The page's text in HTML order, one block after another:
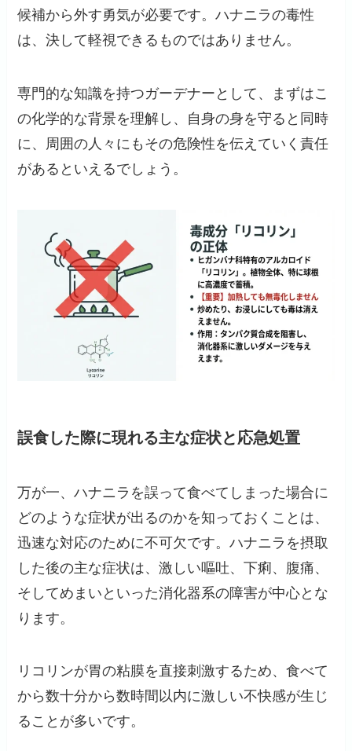
候補から外す勇気が必要です。ハナニラの毒性
は、決して軽視できるものではありません。
専門的な知識を持つガーデナーとして、まずはこ
の化学的な背景を理解し、自身の身を守ると同時
に、周囲の人々にもその危険性を伝えていく責任
があるといえるでしょう。
誤食した際に現れる主な症状と応急処置
万が一、ハナニラを誤って食べてしまった場合に
どのような症状が出るのかを知っておくことは、
迅速な対応のために不可欠です。ハナニラを摂取
した後の主な症状は、激しい嘔吐、下痢、腹痛、
そしてめまいといった消化器系の障害が中心とな
ります。
リコリンが胃の粘膜を直接刺激するため、食べて
から数十分から数時間以内に激しい不快感が生じ
ることが多いです。